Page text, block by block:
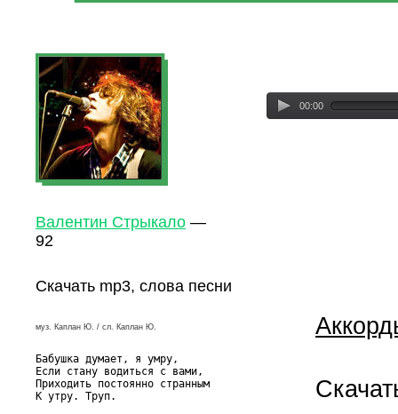
Валентин Стрыкало —
92
00:00
Скачать mp3, слова песни
муз. Каплан Ю. / сл. Каплан Ю.
Бабушка думает, я умру,
Если стану водиться с вами,
Приходить постоянно странным
К утру. Труп.